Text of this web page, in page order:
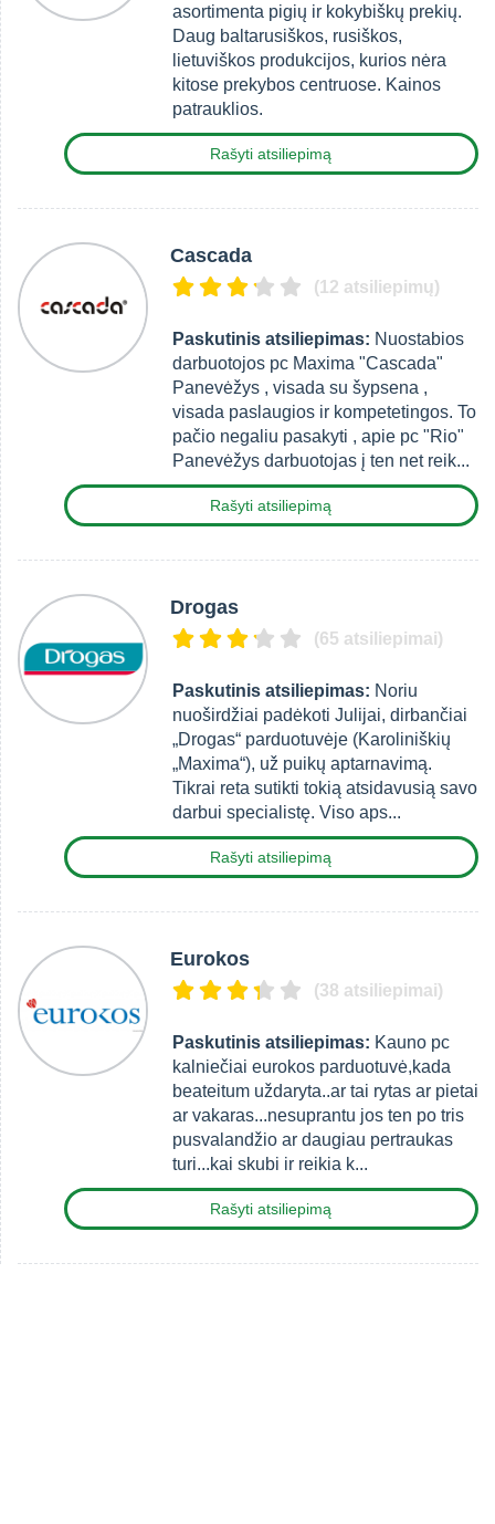
asortimenta pigių ir kokybiškų prekių.
Daug baltarusiškos, rusiškos,
lietuviškos produkcijos, kurios nėra
kitose prekybos centruose. Kainos
patrauklios.
Rašyti atsiliepimą
Cascada
(12 atsiliepimų)
Paskutinis atsiliepimas: Nuostabios
darbuotojos pc Maxima "Cascada"
Panevėžys , visada su šypsena ,
visada paslaugios ir kompetetingos. To
pačio negaliu pasakyti , apie pc "Rio"
Panevėžys darbuotojas į ten net reik...
Rašyti atsiliepimą
Drogas
(65 atsiliepimai)
Paskutinis atsiliepimas: Noriu
nuoširdžiai padėkoti Julijai, dirbančiai
„Drogas“ parduotuvėje (Karoliniškių
„Maxima“), už puikų aptarnavimą.
Tikrai reta sutikti tokią atsidavusią savo
darbui specialistę. Viso aps...
Rašyti atsiliepimą
Eurokos
(38 atsiliepimai)
Paskutinis atsiliepimas: Kauno pc
kalniečiai eurokos parduotuvė,kada
beateitum uždaryta..ar tai rytas ar pietai
ar vakaras...nesuprantu jos ten po tris
pusvalandžio ar daugiau pertraukas
turi...kai skubi ir reikia k...
Rašyti atsiliepimą